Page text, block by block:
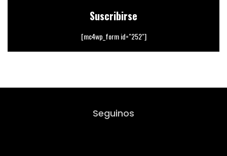
Suscribirse
[mc4wp_form id="252"]
Seguinos